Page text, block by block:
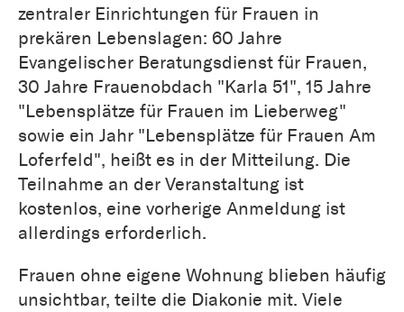
zentraler Einrichtungen für Frauen in
prekären Lebenslagen: 60 Jahre
Evangelischer Beratungsdienst für Frauen,
30 Jahre Frauenobdach "Karla 51", 15 Jahre
"Lebensplätze für Frauen im Lieberweg"
sowie ein Jahr "Lebensplätze für Frauen Am
Loferfeld", heißt es in der Mitteilung. Die
Teilnahme an der Veranstaltung ist
kostenlos, eine vorherige Anmeldung ist
allerdings erforderlich.
Frauen ohne eigene Wohnung blieben häufig
unsichtbar, teilte die Diakonie mit. Viele